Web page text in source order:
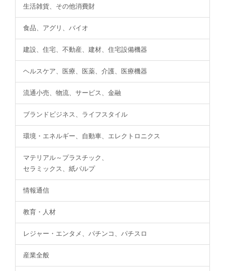
生活雑貨、その他消費財
食品、アグリ、バイオ
建設、住宅、不動産、建材、住宅設備機器
ヘルスケア、医療、医薬、介護、医療機器
流通小売、物流、サービス、金融
ブランドビジネス、ライフスタイル
環境・エネルギー、自動車、エレクトロニクス
マテリアル～プラスチック、
セラミックス、紙パルプ
情報通信
教育・人材
レジャー・エンタメ、パチンコ、パチスロ
産業全般